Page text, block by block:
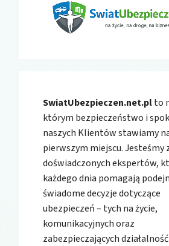
SwiatUbezpieczen.net.plto
którym bezpieczeństwo i
naszych Klientów stawiamy
pierwszym miejscu. Jesteśmy
doświadczonych ekspertów,
każdego dnia pomagają
świadome decyzje dotyczące
ubezpieczeń – tych na życie,
komunikacyjnych oraz
zabezpieczających działalność